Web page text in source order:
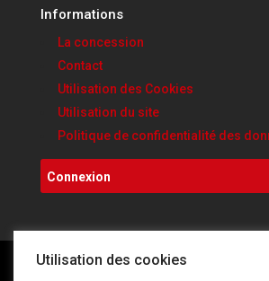
Informations
La concession
Contact
Utilisation des Cookies
Utilisation du site
Politique de confidentialité des
Connexion
Copyright © 2020. Ducati Sambreville •
Utilisation des cookies